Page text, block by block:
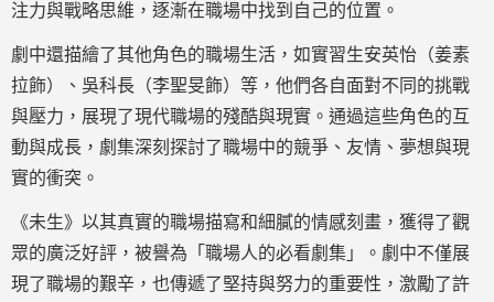
注力與戰略思維，逐漸在職場中找到自己的位置。
劇中還描繪了其他角色的職場生活，如實習生安英怡（姜素
拉飾）、吳科長（李聖旻飾）等，他們各自面對不同的挑戰
與壓力，展現了現代職場的殘酷與現實。通過這些角色的互
動與成長，劇集深刻探討了職場中的競爭、友情、夢想與現
實的衝突。
《未生》以其真實的職場描寫和細膩的情感刻畫，獲得了觀
眾的廣泛好評，被譽為「職場人的必看劇集」。劇中不僅展
現了職場的艱辛，也傳遞了堅持與努力的重要性，激勵了許